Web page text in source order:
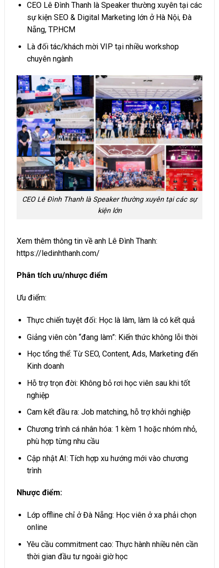
CEO Lê Đình Thanh là Speaker thường xuyên tại các
sự kiện SEO & Digital Marketing lớn ở Hà Nội, Đà
Nẵng, TP.HCM
Là đối tác/khách mời VIP tại nhiều workshop
chuyên ngành
CEO Lê Đình Thanh là Speaker thường xuyên tại các sự
kiện lớn
Xem thêm thông tin về anh Lê Đình Thanh:
https://ledinhthanh.com/
Phân tích ưu/nhược điểm
Ưu điểm:
Thực chiến tuyệt đối: Học là làm, làm là có kết quả
Giảng viên còn “đang làm”: Kiến thức không lỗi thời
Học tổng thể: Từ SEO, Content, Ads, Marketing đến
Kinh doanh
Hỗ trợ trọn đời: Không bỏ rơi học viên sau khi tốt
nghiệp
Cam kết đầu ra: Job matching, hỗ trợ khởi nghiệp
Chương trình cá nhân hóa: 1 kèm 1 hoặc nhóm nhỏ,
phù hợp từng nhu cầu
Cập nhật AI: Tích hợp xu hướng mới vào chương
trình
Nhược điểm:
Lớp offline chỉ ở Đà Nẵng: Học viên ở xa phải chọn
online
Yêu cầu commitment cao: Thực hành nhiều nên cần
thời gian đầu tư ngoài giờ học